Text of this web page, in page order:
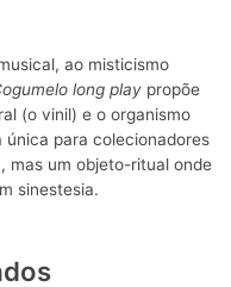
ao misticismo
long play propõe
(o vinil) e o organismo
para colecionadores
mas um objeto-ritual onde
sinestesia.